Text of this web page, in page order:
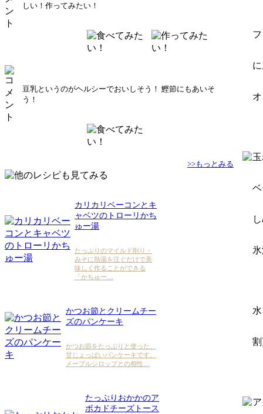
しい！作ってみたい！
豆乳というのがヘルシーでおいしそう！ 鰹節にもあいそ
う！
>>もっとみる
カリカリベーコンとキ
ャベツのトローリかち
ゅー湯
たっぷりのマイルド削り・
みそに熱湯を注ぐだけで美
味しく作ることができる
「かちゅー…
かつお節とクリームチー
ズのパンケーキ
かつお節をたっぷりと使った、
甘じょっぱいパンケーキです。
メープルシロップとの相性…
たっぷりおかかのア
ボカドチーズトース
水